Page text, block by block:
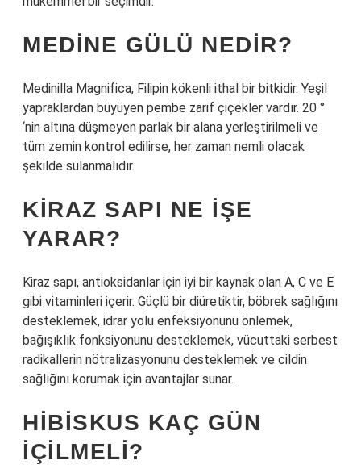
MEDINE GÜLÜ NEDIR?
Medinilla Magnifica, Filipin kökenli ithal bir bitkidir. Yeşil
yapraklardan büyüyen pembe zarif çiçekler vardır. 20 °
‘nin altına düşmeyen parlak bir alana yerleştirilmeli ve
tüm zemin kontrol edilirse, her zaman nemli olacak
şekilde sulanmalıdır.
KIRAZ SAPI NE IŞE
YARAR?
Kiraz sapı, antioksidanlar için iyi bir kaynak olan A, C ve E
gibi vitaminleri içerir. Güçlü bir diüretiktir, böbrek sağlığını
desteklemek, idrar yolu enfeksiyonunu önlemek,
bağışıklık fonksiyonunu desteklemek, vücuttaki serbest
radikallerin nötralizasyonunu desteklemek ve cildin
sağlığını korumak için avantajlar sunar.
HIBISKUS KAÇ GÜN
IÇILMELI?